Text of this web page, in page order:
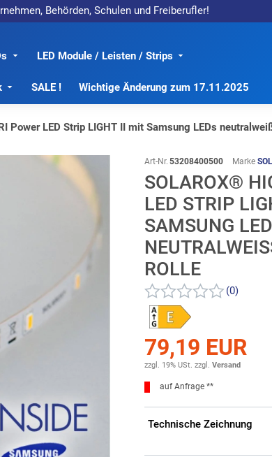
Behörden, Schulen und Freiberufler!
LED Module / Leisten / Strips
SALE ! Wichtige Änderung zum 17.11.2025
Power LED Strip LIGHT II mit Samsung LEDs
Art-Nr. 53208400500 Marke
SOLAROX®
LED STRIP
SAMSUNG
OLLE
(0)
79,19 EUR
zzgl. 19% USt. zzgl. Versand
auf Anfrage **
Technische Zeichnung